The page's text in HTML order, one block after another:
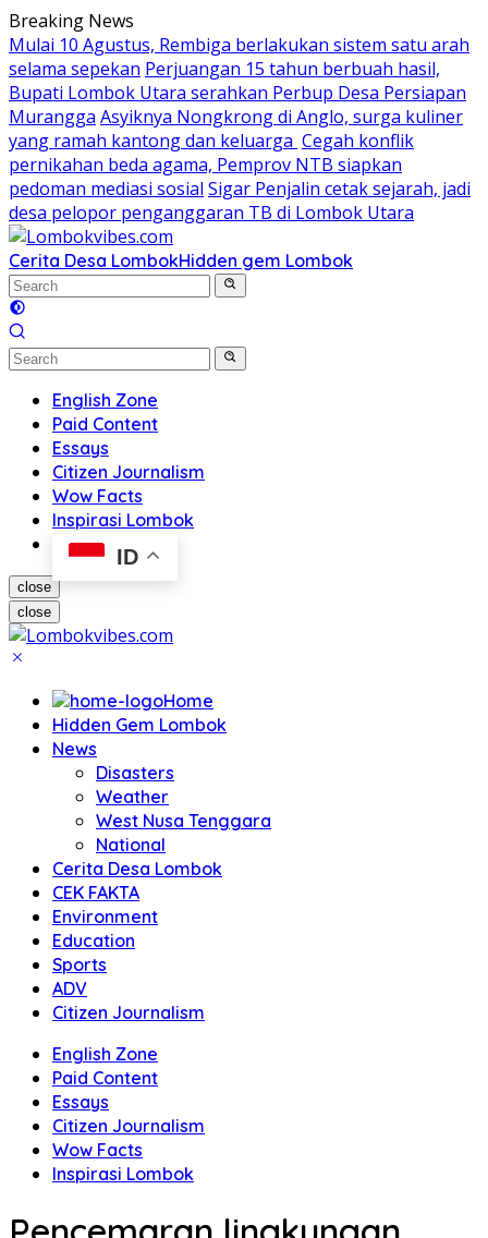
Skip
to
content
Breaking News
Mulai 10 Agustus, Rembiga berlakukan sistem satu arah
selama sepekan Perjuangan 15 tahun berbuah hasil,
Bupati Lombok Utara serahkan Perbup Desa Persiapan
Murangga Asyiknya Nongkrong di Anglo, surga kuliner
yang ramah kantong dan keluarga Cegah konflik
pernikahan beda agama, Pemprov NTB siapkan
pedoman mediasi sosial Sigar Penjalin cetak sejarah, jadi
desa pelopor penganggaran TB di Lombok Utara
Cerita Desa LombokHidden gem Lombok
English Zone
Paid Content
Essays
Citizen Journalism
Wow Facts
Inspirasi Lombok
ID
close
close
Home
Hidden Gem Lombok
News
Disasters
Weather
West Nusa Tenggara
National
Cerita Desa Lombok
CEK FAKTA
Environment
Education
Sports
ADV
Citizen Journalism
English Zone
Paid Content
Essays
Citizen Journalism
Wow Facts
Inspirasi Lombok